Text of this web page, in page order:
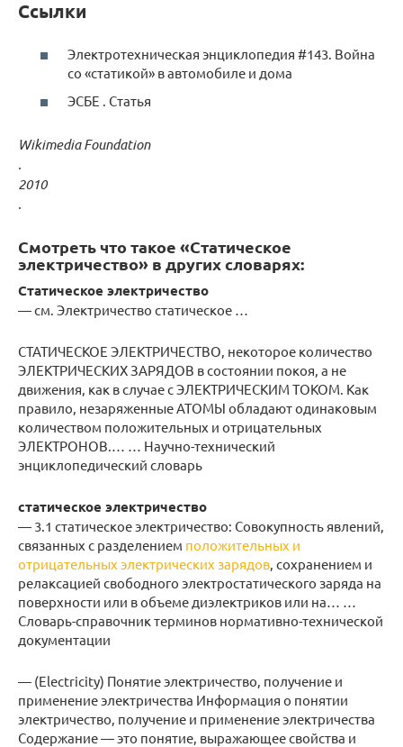
Ссылки
Электротехническая энциклопедия #143. Война
со «статикой» в автомобиле и дома
ЭСБЕ . Статья
Wikimedia Foundation
.
2010
.
Смотреть что такое «Статическое
электричество» в других словарях:
Статическое электричество
— см. Электричество статическое …
СТАТИЧЕСКОЕ ЭЛЕКТРИЧЕСТВО, некоторое количество
ЭЛЕКТРИЧЕСКИХ ЗАРЯДОВ в состоянии покоя, а не
движения, как в случае с ЭЛЕКТРИЧЕСКИМ ТОКОМ. Как
правило, незаряженные АТОМЫ обладают одинаковым
количеством положительных и отрицательных
ЭЛЕКТРОНОВ.… … Научно-технический
энциклопедический словарь
статическое электричество
— 3.1 статическое электричество: Совокупность явлений,
связанных с разделением положительных и
отрицательных электрических зарядов, сохранением и
релаксацией свободного электростатического заряда на
поверхности или в объеме диэлектриков или на… …
Словарь-справочник терминов нормативно-технической
документации
— (Electricity) Понятие электричество, получение и
применение электричества Информация о понятии
электричество, получение и применение электричества
Содержание — это понятие, выражающее свойства и